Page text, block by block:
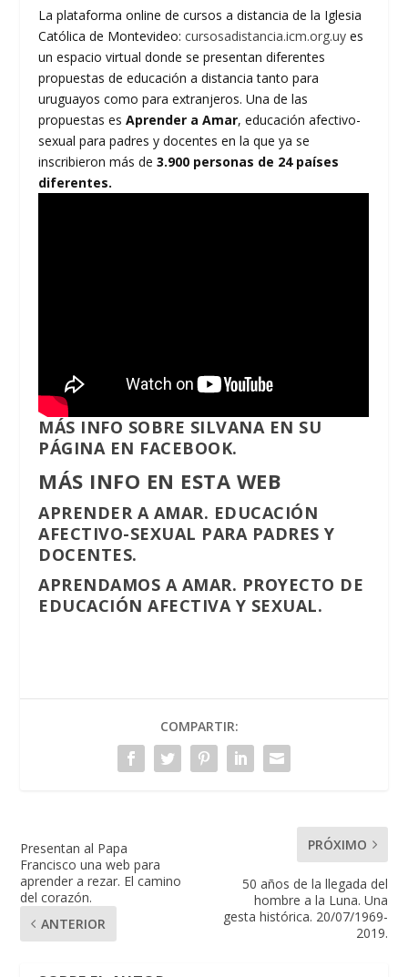
La plataforma online de cursos a distancia de la Iglesia
Católica de Montevideo:cursosadistancia.icm.org.uy es
un espacio virtual donde se presentan diferentes
propuestas de educación a distancia tanto para
uruguayos como para extranjeros. Una de las
propuestas esAprender a Amar, educación afectivo-
sexual para padres y docentes en la que ya se
inscribieron más de3.900 personas de 24 países
diferentes.
MÁS INFO SOBRE SILVANA EN SU
PÁGINA EN FACEBOOK.
MÁS INFO EN ESTA WEB
APRENDER A AMAR. EDUCACIÓN
AFECTIVO-SEXUAL PARA PADRES Y
DOCENTES.
APRENDAMOS A AMAR. PROYECTO DE
EDUCACIÓN AFECTIVA Y SEXUAL.
COMPARTIR:
Presentan al Papa
Francisco una web para
aprender a rezar. El camino
del corazón.
ANTERIOR
PRÓXIMO
50 años de la llegada del
hombre a la Luna. Una
gesta histórica. 20/07/1969-
2019.